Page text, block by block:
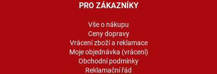
PRO ZÁKAZNÍKY
Vše o nákupu
Ceny dopravy
Vrácení zboží a reklamace
Moje objednávka (vrácení)
Obchodní podmínky
Reklamační řád